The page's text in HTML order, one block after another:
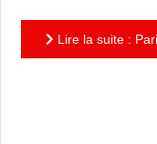
Lire la suite :